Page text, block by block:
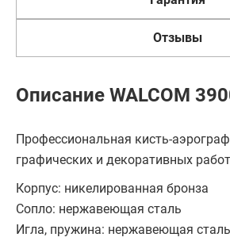
Отзывы
Описание WALCOM
Профессиональная кисть-
графических и декоративных
Корпус: никелированная бронза
Сопло: нержавеющая сталь
Игла, пружина: нержавеющая сталь